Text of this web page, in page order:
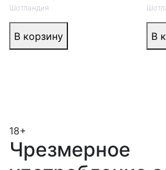
Шотландия
В корзину В
18+
Чрезмерное